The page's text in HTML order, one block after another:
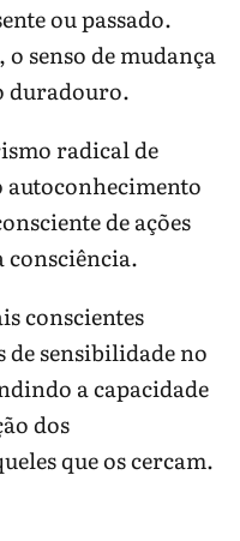
ou passado.
senso de mudança
duradouro.
radical de
de ações
consciência.
conscientes
sensibilidade no
a capacidade
dos
que os cercam.